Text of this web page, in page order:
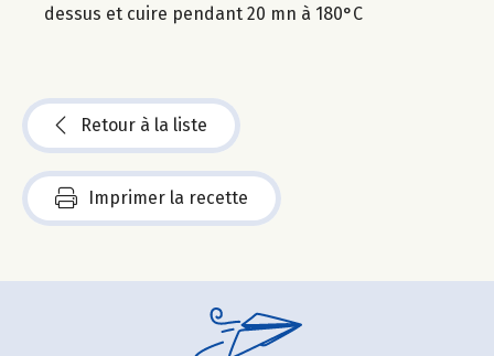
dessus et cuire pendant 20 mn à 180°C
Retour à la liste
Imprimer la recette